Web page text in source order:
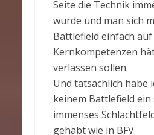
Seite die Technik
wurde und man sich
Battlefield einfach auf
Kernkompetenzen
verlassen sollen.
Und tatsächlich habe
keinem Battlefield ein
immenses
gehabt wie in BFV.